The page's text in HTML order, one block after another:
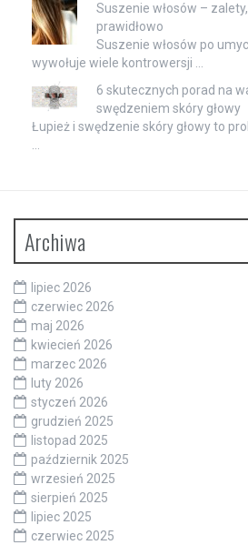
Suszenie włosów –
prawidłowo
Suszenie włosów po
wywołuje wiele kontrowersji …
6 skutecznych porad na
swędzeniem skóry głowy
Łupież i swędzenie skóry głowy to
…
Archiwa
lipiec 2026
czerwiec 2026
maj 2026
kwiecień 2026
marzec 2026
luty 2026
styczeń 2026
grudzień 2025
listopad 2025
październik 2025
wrzesień 2025
sierpień 2025
lipiec 2025
czerwiec 2025